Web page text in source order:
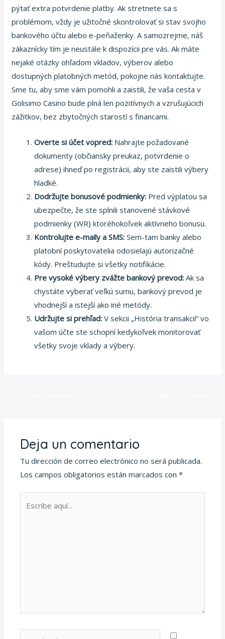
pýtať extra potvrdenie platby. Ak stretnete sa s
problémom, vždy je užitočné skontrolovať si stav svojho
bankového účtu alebo e-peňaženky. A samozrejme, náš
zákaznícky tím je neustále k dispozícii pre vás. Ak máte
nejaké otázky ohľadom vkladov, výberov alebo
dostupných platobných metód, pokojne nás kontaktujte.
Sme tu, aby sme vám pomohli a zaistili, že vaša cesta v
Golisimo Casino bude plná len pozitívnych a vzrušujúcich
zážitkov, bez zbytočných starostí s financami.
Overte si účet vopred: Nahrajte požadované
dokumenty (občiansky preukaz, potvrdenie o
adrese) ihneď po registrácii, aby ste zaistili výbery
hladké.
Dodržujte bonusové podmienky: Pred výplatou sa
ubezpečte, že ste splnili stanovené stávkové
podmienky (WR) ktoréhokoľvek aktívneho bonusu.
Kontrolujte e-maily a SMS: Sem-tam banky alebo
platobní poskytovatelia odosielajú autorizačné
kódy. Preštudujte si všetky notifikácie.
Pre vysoké výbery zvážte bankový prevod: Ak sa
chystáte vyberať veľkú sumu, bankový prevod je
vhodnejší a istejší ako iné metódy.
Udržujte si prehľad: V sekcii „História transakcií“ vo
vašom účte ste schopní kedykoľvek monitorovať
všetky svoje vklady a výbery.
Deja un comentario
Tu dirección de correo electrónico no será publicada.
Los campos obligatorios están marcados con*